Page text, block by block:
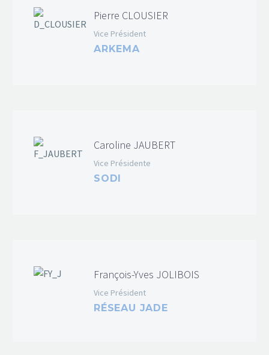
Pierre CLOUSIER
Vice Président
ARKEMA
Caroline JAUBERT
Vice Présidente
SODI
François-Yves JOLIBOIS
Vice Président
RÉSEAU JADE